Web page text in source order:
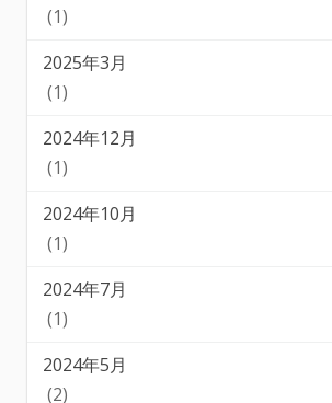
(1)
2025年3月
(1)
2024年12月
(1)
2024年10月
(1)
2024年7月
(1)
2024年5月
(2)